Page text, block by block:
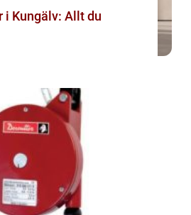
i Kungälv: Allt du